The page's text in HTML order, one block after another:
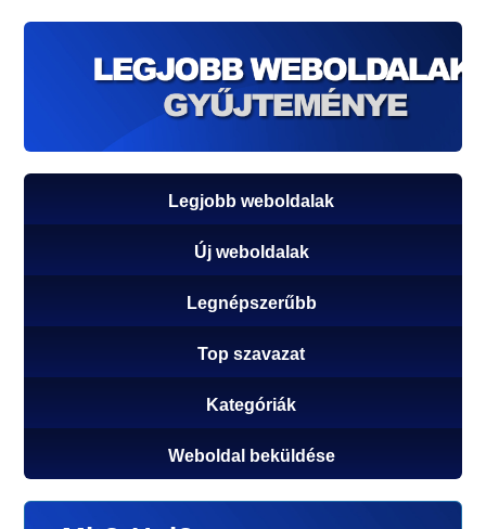
Legjobb weboldalak
Új weboldalak
Legnépszerűbb
Top szavazat
Kategóriák
Weboldal beküldése